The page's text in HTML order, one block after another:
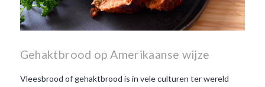
Gehaktbrood op Amerikaanse wijze
Vleesbrood of gehaktbrood is in vele culturen ter wereld